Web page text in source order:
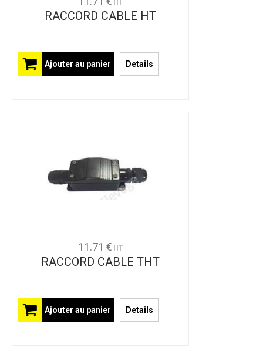
HT
RACCORD CABLE HT
Ajouter au panier Details
11.71 € HT
RACCORD CABLE THT
Ajouter au panier Details